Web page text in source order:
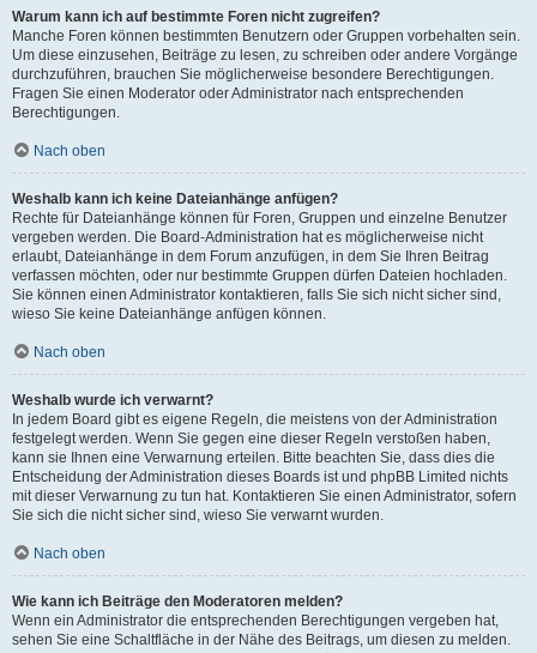
Warum kann ich auf bestimmte Foren nicht zugreifen?
Manche Foren können bestimmten Benutzern oder Gruppen vorbehalten sein.
Um diese einzusehen, Beiträge zu lesen, zu schreiben oder andere Vorgänge
durchzuführen, brauchen Sie möglicherweise besondere Berechtigungen.
Fragen Sie einen Moderator oder Administrator nach entsprechenden
Berechtigungen.
Nach oben
Weshalb kann ich keine Dateianhänge anfügen?
Rechte für Dateianhänge können für Foren, Gruppen und einzelne Benutzer
vergeben werden. Die Board-Administration hat es möglicherweise nicht
erlaubt, Dateianhänge in dem Forum anzufügen, in dem Sie Ihren Beitrag
verfassen möchten, oder nur bestimmte Gruppen dürfen Dateien hochladen.
Sie können einen Administrator kontaktieren, falls Sie sich nicht sicher sind,
wieso Sie keine Dateianhänge anfügen können.
Nach oben
Weshalb wurde ich verwarnt?
In jedem Board gibt es eigene Regeln, die meistens von der Administration
festgelegt werden. Wenn Sie gegen eine dieser Regeln verstoßen haben,
kann sie Ihnen eine Verwarnung erteilen. Bitte beachten Sie, dass dies die
Entscheidung der Administration dieses Boards ist und phpBB Limited nichts
mit dieser Verwarnung zu tun hat. Kontaktieren Sie einen Administrator, sofern
Sie sich die nicht sicher sind, wieso Sie verwarnt wurden.
Nach oben
Wie kann ich Beiträge den Moderatoren melden?
Wenn ein Administrator die entsprechenden Berechtigungen vergeben hat,
sehen Sie eine Schaltfläche in der Nähe des Beitrags, um diesen zu melden.